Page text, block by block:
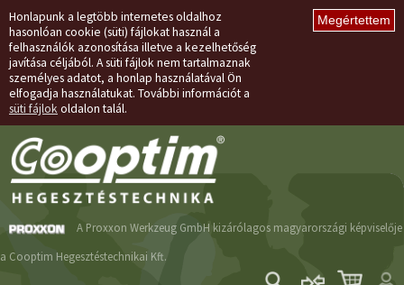
Honlapunk a legtöbb internetes oldalhoz
hasonlóan cookie (süti) fájlokat használ a
felhasználók azonosítása illetve a kezelhetőség
javítása céljából. A süti fájlok nem tartalmaznak
személyes adatot, a honlap használatával Ön
elfogadja használatukat. További információt a
süti fájlok oldalon talál.
A Proxxon Werkzeug GmbH kizárólagos magyarországi képviselője
a Cooptim Hegesztéstechnikai Kft.